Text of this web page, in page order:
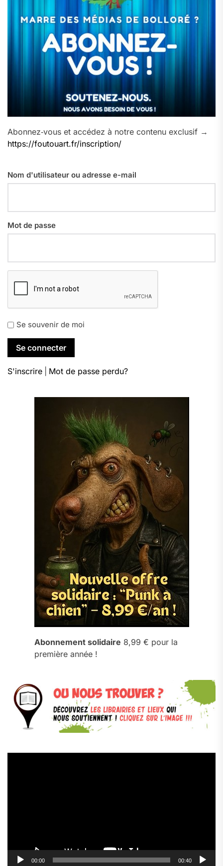
Abonnez‑vous et accédez à notre contenu exclusif →
https://foutouart.fr/inscription/
Nom d'utilisateur ou adresse e-mail
Mot de passe
Se souvenir de moi
S'inscrire Mot de passe perdu?
Abonnement solidaire 8,99 € pour la
première année !
00:00 00:40